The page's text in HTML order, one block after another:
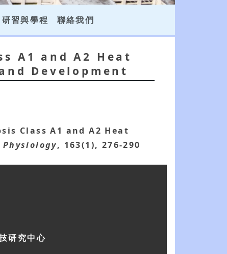
研習與學程 聯絡我們
A1 and A2 Heat
Development
Class A1 and A2 Heat
, 163(1), 276-290
研究中心